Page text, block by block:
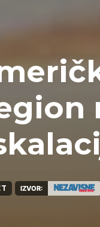
IZVOR: